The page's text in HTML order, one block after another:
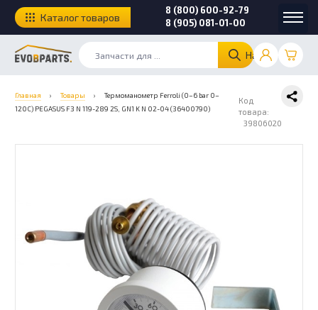
Найти
8 (800) 600-92-79
8 (905) 081-01-00
Каталог товаров
Главная › Товары ›
Термоманометр Ferroli (0–6 bar 0–
120C) PEGASUS F3 N 119-289 2S, GN1 K N 02-04 (36400790)
Код
товара:
39806020